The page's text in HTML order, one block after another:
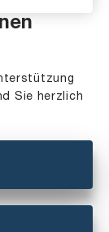
Sie herzlich